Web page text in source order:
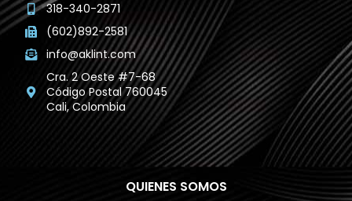
318-340-2871
(602)892-2581
info@aklint.com
Cra. 2 Oeste #7-68
Código Postal 760045
Cali, Colombia
QUIENES SOMOS